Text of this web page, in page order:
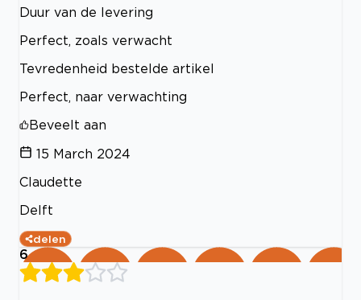
Duur van de levering
Perfect, zoals verwacht
Tevredenheid bestelde artikel
Perfect, naar verwachting
Beveelt aan
15 March 2024
Claudette
Delft
delen
6